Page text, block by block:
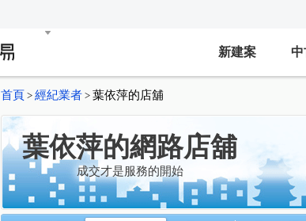
新建案
首頁 > 經紀業者 > 葉依萍的店舖
葉依萍的網路店舖
成交才是服務的開始